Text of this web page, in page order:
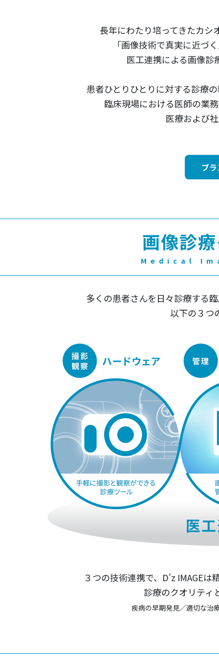
長年にわたり培ってきたカシ
「画像技術で真実に近づ
医工連携による画像診
患者ひとりひとりに対する診療
臨床現場における医師の業
医療および
ブ
画像診
Medical
多くの患者さんを日々診療する
以下の３つ
３つの技術連携で、D'z IMAGE
診療のクオリティ
疾病の早期発見／適切な治